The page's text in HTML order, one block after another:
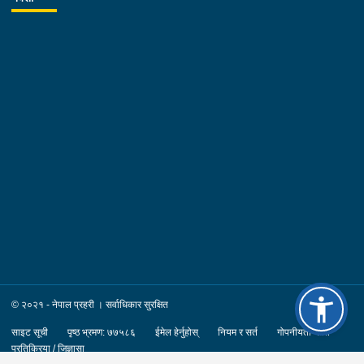
व्यवस्थित र प्रभावकारीरुपमा कार्यान्वयन गर्न निर्देशन दिनु भएको छ ।
© २०२१ - नेपाल प्रहरी । सर्वाधिकार सुरक्षित
साइट सूची पृष्ठ भ्रमण: ७७५८६ ईमेल हेर्नुहोस् नियम र सर्त
गोपनीयता नीति
प्रतिक्रिया / जिज्ञासा